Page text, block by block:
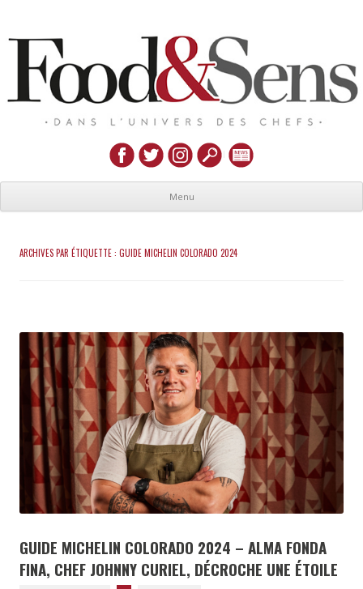
Menu
ARCHIVES PAR ÉTIQUETTE : GUIDE MICHELIN COLORADO 2024
GUIDE MICHELIN COLORADO 2024 – ALMA FONDA
FINA, CHEF JOHNNY CURIEL, DÉCROCHE UNE ÉTOILE